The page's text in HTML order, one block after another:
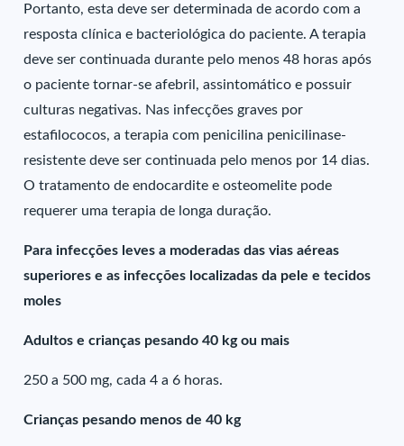
Portanto, esta deve ser determinada de acordo com a
resposta clínica e bacteriológica do paciente. A terapia
deve ser continuada durante pelo menos 48 horas após
o paciente tornar-se afebril, assintomático e possuir
culturas negativas. Nas infecções graves por
estafilococos, a terapia com penicilina penicilinase-
resistente deve ser continuada pelo menos por 14 dias.
O tratamento de endocardite e osteomelite pode
requerer uma terapia de longa duração.
Para infecções leves a moderadas das vias aéreas
superiores e as infecções localizadas da pele e tecidos
moles
Adultos e crianças pesando 40 kg ou mais
250 a 500 mg, cada 4 a 6 horas.
Crianças pesando menos de 40 kg